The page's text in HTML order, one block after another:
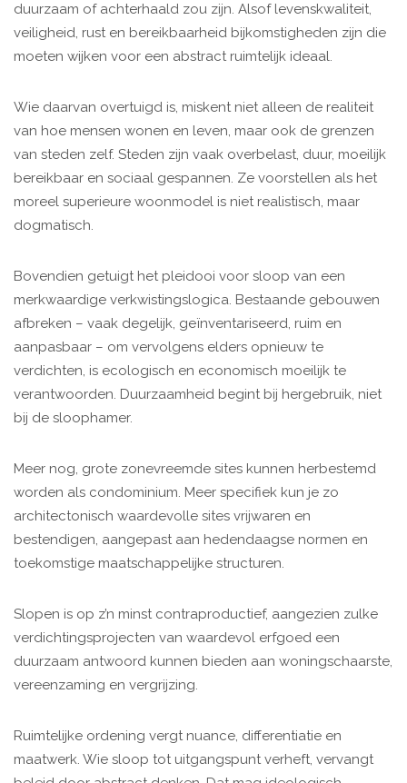
duurzaam of achterhaald zou zijn. Alsof levenskwaliteit,
veiligheid, rust en bereikbaarheid bijkomstigheden zijn die
moeten wijken voor een abstract ruimtelijk ideaal.
Wie daarvan overtuigd is, miskent niet alleen de realiteit
van hoe mensen wonen en leven, maar ook de grenzen
van steden zelf. Steden zijn vaak overbelast, duur, moeilijk
bereikbaar en sociaal gespannen. Ze voorstellen als het
moreel superieure woonmodel is niet realistisch, maar
dogmatisch.
Bovendien getuigt het pleidooi voor sloop van een
merkwaardige verkwistingslogica. Bestaande gebouwen
afbreken – vaak degelijk, geïnventariseerd, ruim en
aanpasbaar – om vervolgens elders opnieuw te
verdichten, is ecologisch en economisch moeilijk te
verantwoorden. Duurzaamheid begint bij hergebruik, niet
bij de sloophamer.
Meer nog, grote zonevreemde sites kunnen herbestemd
worden als condominium. Meer specifiek kun je zo
architectonisch waardevolle sites vrijwaren en
bestendigen, aangepast aan hedendaagse normen en
toekomstige maatschappelijke structuren.
Slopen is op z’n minst contraproductief, aangezien zulke
verdichtingsprojecten van waardevol erfgoed een
duurzaam antwoord kunnen bieden aan woningschaarste,
vereenzaming en vergrijzing.
Ruimtelijke ordening vergt nuance, differentiatie en
maatwerk. Wie sloop tot uitgangspunt verheft, vervangt